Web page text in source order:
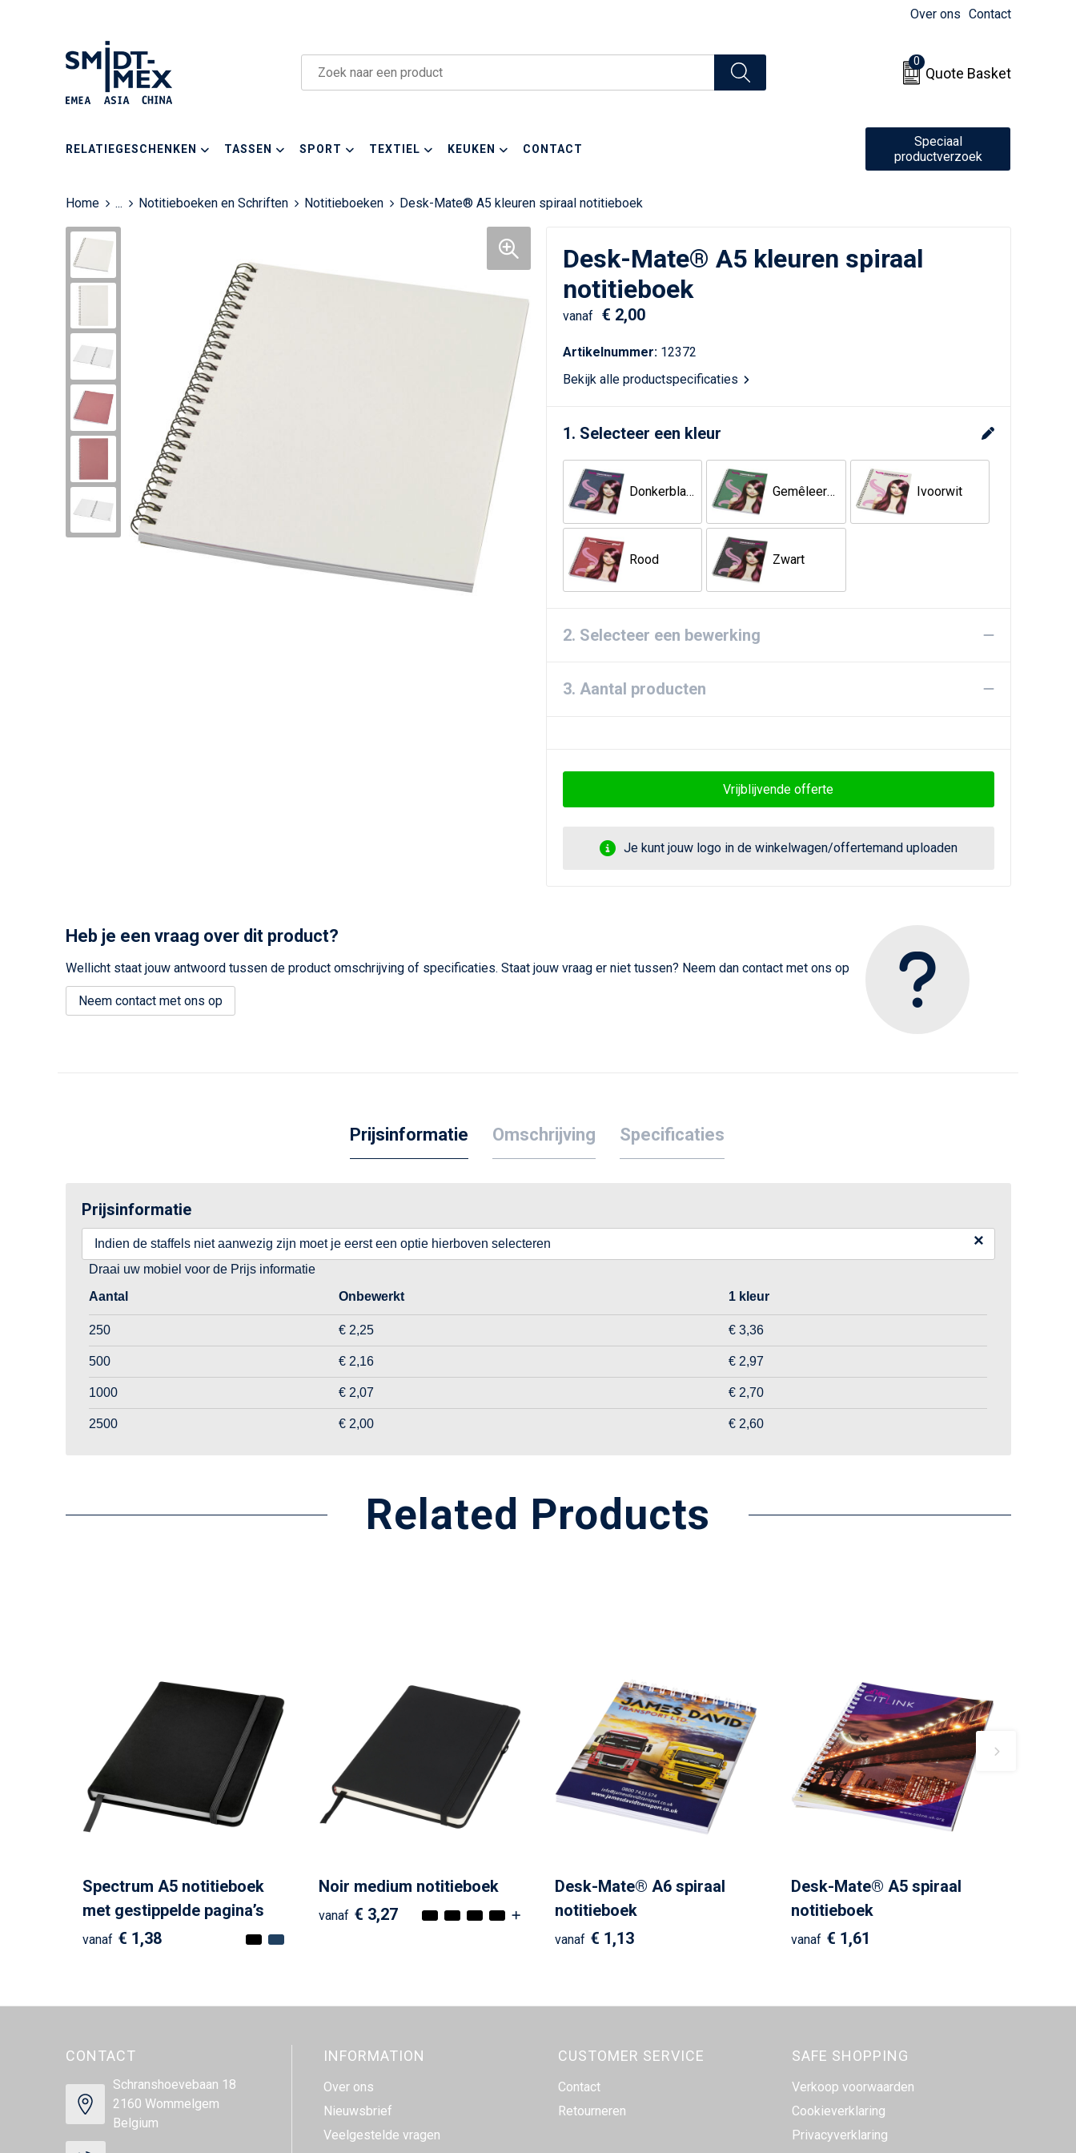
Over ons Contact
0
Quote Basket
RELATIEGESCHENKEN TASSEN SPORT TEXTIEL KEUKEN CONTACT
Speciaal
productverzoek
Home ... Notitieboeken en Schriften Notitieboeken Desk-Mate® A5 kleuren spiraal notitieboek
Desk-Mate® A5 kleuren spiraal
notitieboek
vanaf € 2,00
Artikelnummer: 12372
Bekijk alle productspecificaties
1. Selecteer een kleur
Donkerblauw Gemêleerd groen Ivoorwit
Rood Zwart
2. Selecteer een bewerking
3. Aantal producten
Vrijblijvende offerte
Je kunt jouw logo in de winkelwagen/offertemand uploaden
Heb je een vraag over dit product?
Wellicht staat jouw antwoord tussen de product omschrijving of specificaties. Staat jouw vraag er niet tussen? Neem dan contact met ons op
Neem contact met ons op
Prijsinformatie Omschrijving Specificaties
Prijsinformatie
Indien de staffels niet aanwezig zijn moet je eerst een optie hierboven selecteren ×
Draai uw mobiel voor de Prijs informatie
Aantal
Onbewerkt 1 kleur
250 € 2,25 € 3,36
500 € 2,16 € 2,97
1000 € 2,07 € 2,70
2500 € 2,00 € 2,60
Related Products
Spectrum A5 notitieboek
met gestippelde pagina’s
vanaf € 1,38
Noir medium notitieboek
vanaf € 3,27
Desk-Mate® A6 spiraal
notitieboek
vanaf € 1,13
Desk-Mate® A5 spiraal
notitieboek
vanaf € 1,61
CONTACT
Schranshoevebaan 18
2160 Wommelgem
Belgium
INFORMATION
Over ons
Nieuwsbrief
Veelgestelde vragen
CUSTOMER SERVICE
Contact
Retourneren
SAFE SHOPPING
Verkoop voorwaarden
Cookieverklaring
Privacyverklaring